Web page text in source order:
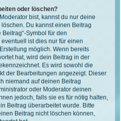
oder löschen?
bist, kannst du nur deine
Du kannst einen Beitrag
Symbol für den
ist dies nur für einen
möglich. Wenn bereits
hat, wird dein Beitrag in der
Es wird sowohl die
der Bearbeitungen angezeigt. Dieser
niemand auf deinen Beitrag
oder Moderator deinen
jedoch, falls sie es für nötig halten,
Beitrag überarbeitet wurde. Bitte
Beitrag nicht löschen können,